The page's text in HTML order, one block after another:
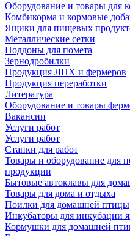
Оборудование и товары для
Комбикорма и кормовые
Ящики для пищевых
Металлические сетки
Поддоны для помета
Зернодробилки
Продукция ЛПХ и фермеров
Продукция переработки
Литература
Оборудование и товары
Вакансии
Услуги работ
Услуги работ
Станки для работ
Товары и оборудование для
продукции
Бытовые автоклавы для
Товары для дома и отдыха
Поилки для домашней птицы
Инкубаторы для инкубации
Кормушки для домашней